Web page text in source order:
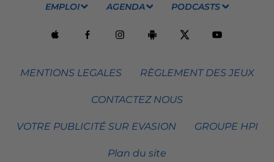
EMPLOI AGENDA PODCASTS
MENTIONS LEGALES RÈGLEMENT DES JEUX
CONTACTEZ NOUS
VOTRE PUBLICITÉ SUR EVASION GROUPE HPI
Plan du site